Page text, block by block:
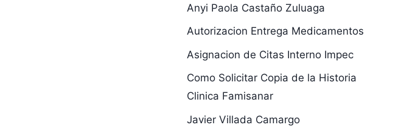
Anyi Paola Castaño Zuluaga
Autorizacion Entrega Medicamentos
Asignacion de Citas Interno Impec
Como Solicitar Copia de la Historia
Clinica Famisanar
Javier Villada Camargo